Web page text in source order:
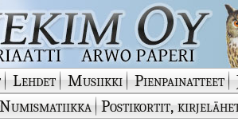
Lehdet Musiikki Pienpainatteet
Numismatiikka Postikortit,